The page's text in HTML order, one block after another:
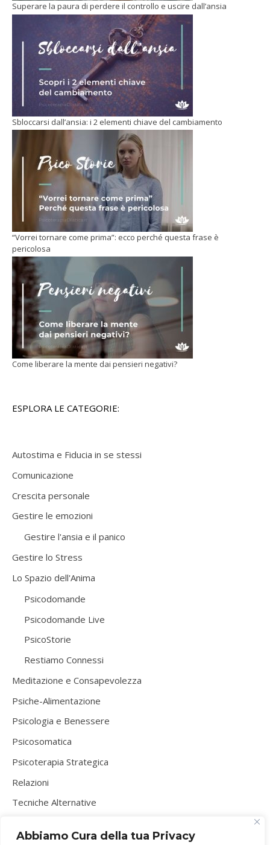
Abbiamo Cura della tua Privacy
Superare la paura di perdere il controllo e uscire dall’ansia
Sbloccarsi dall’ansia: i 2 elementi chiave del cambiamento
“Vorrei tornare come prima”: ecco perché questa frase è
pericolosa
Come liberare la mente dai pensieri negativi?
ESPLORA LE CATEGORIE:
Autostima e Fiducia in se stessi
Comunicazione
Crescita personale
Gestire le emozioni
Gestire l'ansia e il panico
Gestire lo Stress
Lo Spazio dell'Anima
Psicodomande
Psicodomande Live
PsicoStorie
Restiamo Connessi
Meditazione e Consapevolezza
Psiche-Alimentazione
Psicologia e Benessere
Psicosomatica
Psicoterapia Strategica
Relazioni
Tecniche Alternative